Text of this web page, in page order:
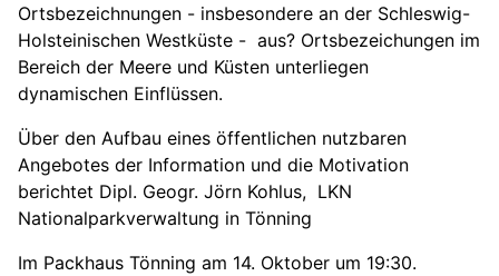
Ortsbezeichnungen - insbesondere an der Schleswig-
Holsteinischen Westküste - aus? Ortsbezeichungen im
Bereich der Meere und Küsten unterliegen
dynamischen Einflüssen.
Über den Aufbau eines öffentlichen nutzbaren
Angebotes der Information und die Motivation
berichtet Dipl. Geogr. Jörn Kohlus, LKN
Nationalparkverwaltung in Tönning
Im Packhaus Tönning am 14. Oktober um 19:30.